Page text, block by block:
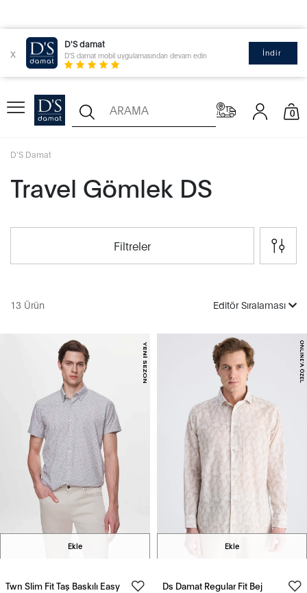
x
D'S damat
D'S damat mobil uygulamasından devam edin İndir
0
D'S Damat
Travel Gömlek DS
Filtreler
13 Ürün Editör Sıralaması
Ekle
Twn Slim Fit Taş Baskılı Easy
Ekle
Ds Damat Regular Fit Bej